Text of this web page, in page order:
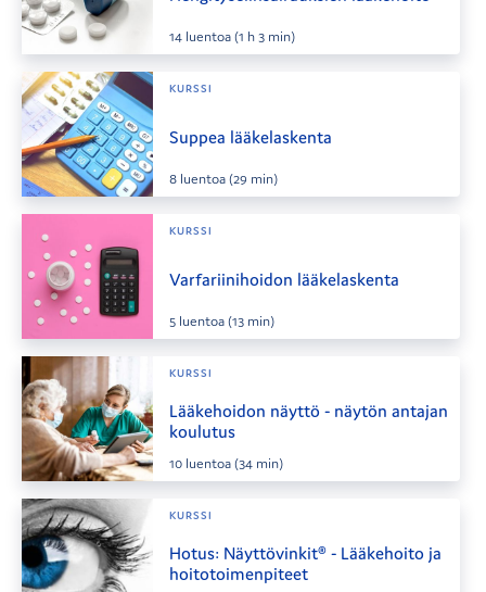
14 luentoa(1 h 3 min)
KURSSI
Suppea lääkelaskenta
8 luentoa(29 min)
KURSSI
Varfariinihoidon lääkelaskenta
5 luentoa(13 min)
KURSSI
Lääkehoidon näyttö - näytön antajan
koulutus
10 luentoa(34 min)
KURSSI
Hotus: Näyttövinkit® - Lääkehoito ja
hoitotoimenpiteet